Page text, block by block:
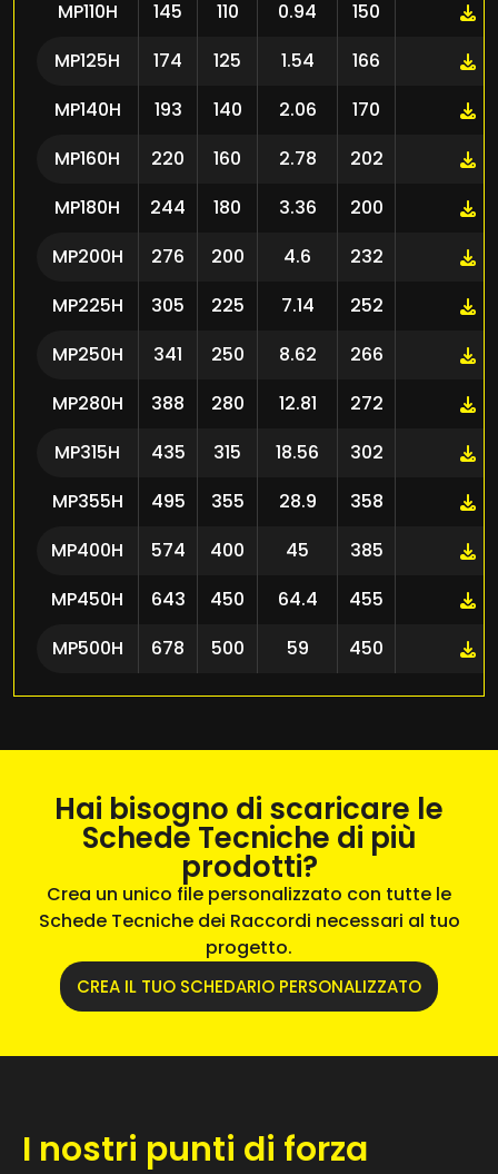
MP110H 145 110 0.94
150
MP125H
174 125 1.54
166
MP140H
193 140 2.06
170
MP160H
220 160 2.78
202
MP180H
244 180 3.36
200
MP200H
276 200 4.6
232
MP225H
305 225 7.14
252
MP250H
341 250 8.62
266
MP280H
388 280 12.81
272
MP315H
435 315 18.56
302
MP355H
495 355 28.9
358
MP400H
574 400 45
385
MP450H
643 450 64.4
455
MP500H
678 500 59 450
Hai bisogno di scaricare le
Schede Tecniche di più
prodotti?
Crea un unico file personalizzato con tutte le
Schede Tecniche dei Raccordi necessari al tuo
progetto.
CREA IL TUO SCHEDARIO PERSONALIZZATO
I nostri punti di forza